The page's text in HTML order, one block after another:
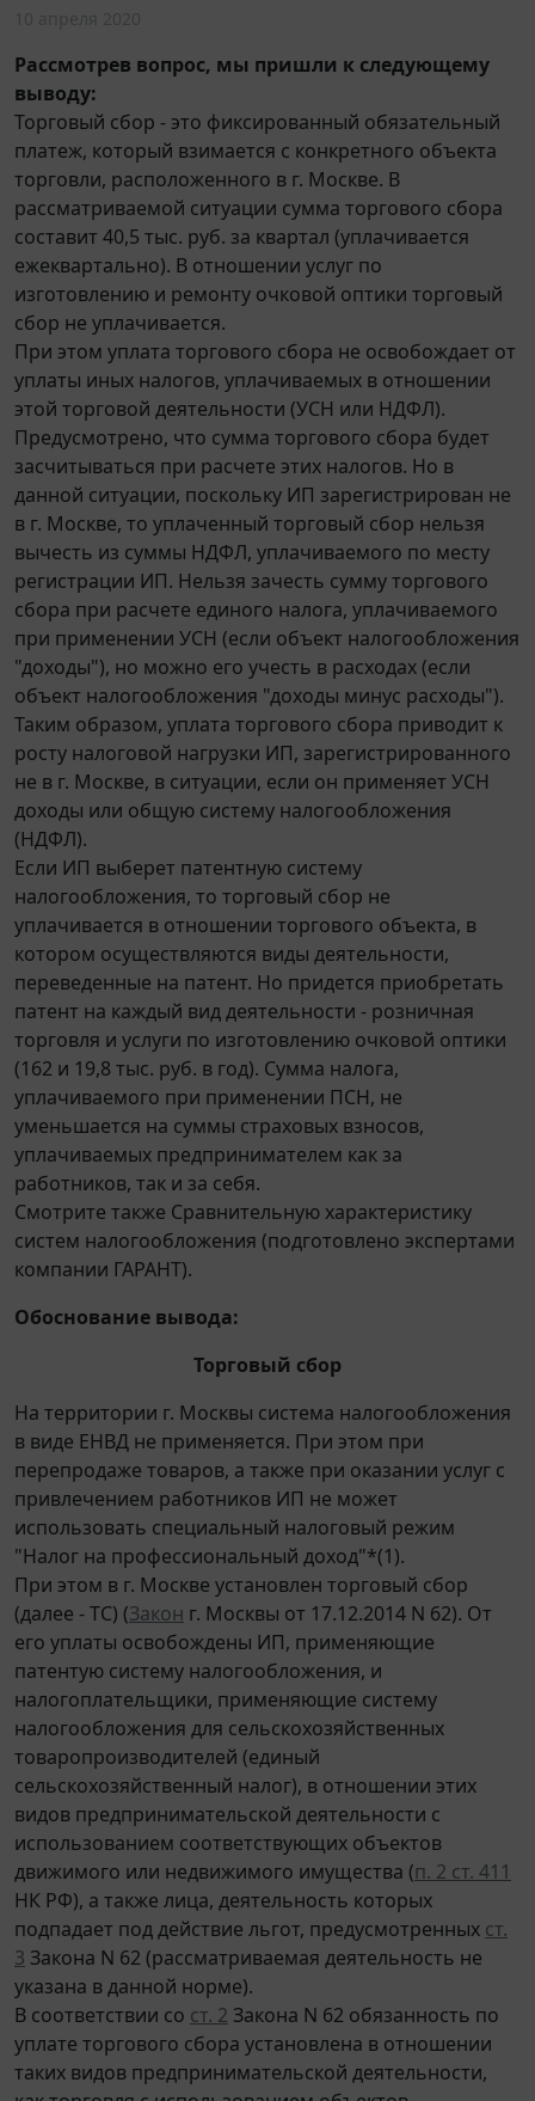
Рассмотрев вопрос, мы пришли к следующему
выводу:
Торговый сбор - это фиксированный обязательный
платеж, который взимается с конкретного объекта
торговли, расположенного в г. Москве. В
рассматриваемой ситуации сумма торгового сбора
составит 40,5 тыс. руб. за квартал (уплачивается
ежеквартально). В отношении услуг по
изготовлению и ремонту очковой оптики торговый
сбор не уплачивается.
При этом уплата торгового сбора не освобождает от
уплаты иных налогов, уплачиваемых в отношении
этой торговой деятельности (УСН или НДФЛ).
Предусмотрено, что сумма торгового сбора будет
засчитываться при расчете этих налогов. Но в
данной ситуации, поскольку ИП зарегистрирован не
в г. Москве, то уплаченный торговый сбор нельзя
вычесть из суммы НДФЛ, уплачиваемого по месту
регистрации ИП. Нельзя зачесть сумму торгового
сбора при расчете единого налога, уплачиваемого
при применении УСН (если объект налогообложения
"доходы"), но можно его учесть в расходах (если
объект налогообложения "доходы минус расходы").
Таким образом, уплата торгового сбора приводит к
росту налоговой нагрузки ИП, зарегистрированного
не в г. Москве, в ситуации, если он применяет УСН
доходы или общую систему налогообложения
(НДФЛ).
Если ИП выберет патентную систему
налогообложения, то торговый сбор не
уплачивается в отношении торгового объекта, в
котором осуществляются виды деятельности,
переведенные на патент. Но придется приобретать
патент на каждый вид деятельности - розничная
торговля и услуги по изготовлению очковой оптики
(162 и 19,8 тыс. руб. в год). Сумма налога,
уплачиваемого при применении ПСН, не
уменьшается на суммы страховых взносов,
уплачиваемых предпринимателем как за
работников, так и за себя.
Смотрите также Сравнительную характеристику
систем налогообложения (подготовлено экспертами
компании ГАРАНТ).
Обоснование вывода:
Торговый сбор
На территории г. Москвы система налогообложения
в виде ЕНВД не применяется. При этом при
перепродаже товаров, а также при оказании услуг с
привлечением работников ИП не может
использовать специальный налоговый режим
"Налог на профессиональный доход"*(1).
При этом в г. Москве установлен торговый сбор
(далее - ТС) (Закон г. Москвы от 17.12.2014 N 62). От
его уплаты освобождены ИП, применяющие
патентую систему налогообложения, и
налогоплательщики, применяющие систему
налогообложения для сельскохозяйственных
товаропроизводителей (единый
сельскохозяйственный налог), в отношении этих
видов предпринимательской деятельности с
использованием соответствующих объектов
движимого или недвижимого имущества (п. 2 ст. 411
НК РФ), а также лица, деятельность которых
подпадает под действие льгот, предусмотренных ст.
3 Закона N 62 (рассматриваемая деятельность не
указана в данной норме).
В соответствии со ст. 2 Закона N 62 обязанность по
уплате торгового сбора установлена в отношении
таких видов предпринимательской деятельности,